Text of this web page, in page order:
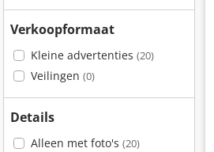
Verkoopformaat
Kleine advertenties (20)
Veilingen (0)
Details
Alleen met foto's (20)